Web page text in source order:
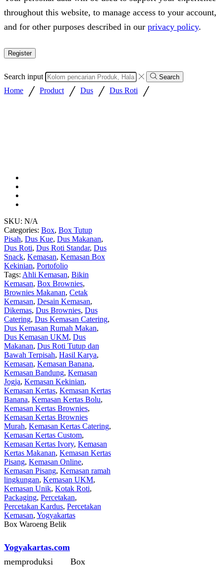
throughout this website, to manage access to your account,
and for other purposes described in our privacy policy.
Register
Search input Search
Home / Product / Dus / Dus Roti /
SKU: N/A
Categories: Box, Box Tutup
Pisah, Dus Kue, Dus Makanan,
Dus Roti, Dus Roti Standar, Dus
Snack, Kemasan, Kemasan Box
Kekinian, Portofolio
Tags: Ahli Kemasan, Bikin
Kemasan, Box Brownies,
Brownies Makanan, Cetak
Kemasan, Desain Kemasan,
Dikemas, Dus Brownies, Dus
Catering, Dus Kemasan Catering,
Dus Kemasan Rumah Makan,
Dus Kemasan UKM, Dus
Makanan, Dus Roti Tutup dan
Bawah Terpisah, Hasil Karya,
Kemasan, Kemasan Banana,
Kemasan Bandung, Kemasan
Jogja, Kemasan Kekinian,
Kemasan Kertas, Kemasan Kertas
Banana, Kemasan Kertas Bolu,
Kemasan Kertas Brownies,
Kemasan Kertas Brownies
Murah, Kemasan Kertas Catering,
Kemasan Kertas Custom,
Kemasan Kertas Ivory, Kemasan
Kertas Makanan, Kemasan Kertas
Pisang, Kemasan Online,
Kemasan Pisang, Kemasan ramah
lingkungan, Kemasan UKM,
Kemasan Unik, Kotak Roti,
Packaging, Percetakan,
Percetakan Kardus, Percetakan
Kemasan, Yogyakartas
Box Waroeng Belik
Yogyakartas.com
memproduksi Box